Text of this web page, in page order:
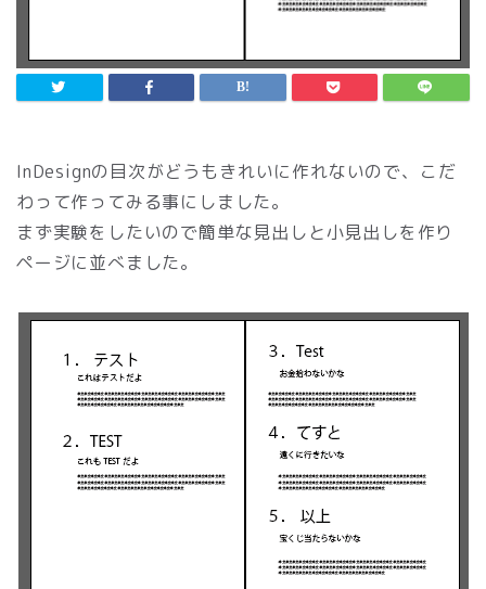
InDesignの目次がどうもきれいに作れないので、こだ
わって作ってみる事にしました。
まず実験をしたいので簡単な見出しと小見出しを作り
ページに並べました。